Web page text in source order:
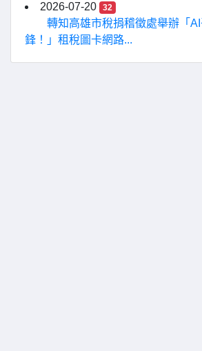
2026-07-20
32
轉知高雄市稅捐稽徵處舉辦「
鋒！」租稅圖卡網路...